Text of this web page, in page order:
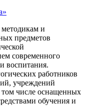
методикам и
предметов
современного
воспитания.
работников
учреждений
том числе оснащенных
обучения и